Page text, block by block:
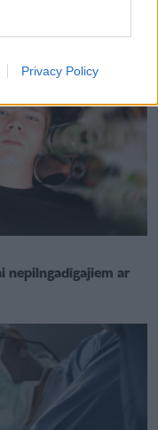
Privacy Policy
nepilngadīgajiem ar